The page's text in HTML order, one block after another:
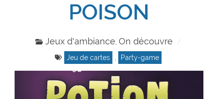
POISON
Jeux d'ambiance, On découvre
Jeu de cartes , Party-game